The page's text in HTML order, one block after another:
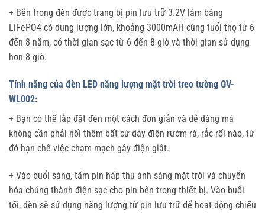
+ Bên trong đèn được trang bị pin lưu trữ 3.2V làm bằng
LiFePO4 có dung lượng lớn, khoảng 3000mAH cùng tuổi thọ từ 6
đến 8 năm, có thời gian sạc từ 6 đến 8 giờ và thời gian sử dụng
hơn 8 giờ.
Tính năng của đèn LED năng lượng mặt trời treo tường GV-
WL002:
+ Bạn có thể lắp đặt đèn một cách đơn giản và dễ dàng mà
không cần phải nối thêm bất cứ dây điện rườm rà, rắc rối nào, từ
đó hạn chế việc chạm mạch gây điện giật.
+ Vào buổi sáng, tấm pin hấp thụ ánh sáng mặt trời và chuyển
hóa chúng thành điện sạc cho pin bên trong thiết bị. Vào buổi
tối, đèn sẽ sử dụng năng lượng từ pin lưu trữ để hoạt động chiếu